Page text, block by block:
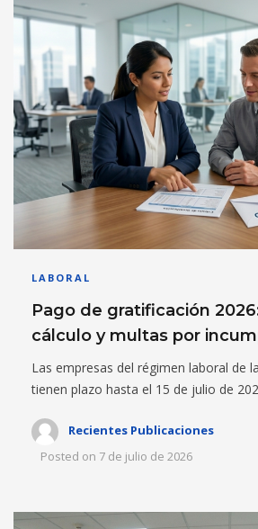
LABORAL
Pago de gratificación
cálculo y multas por
Las empresas del régimen laboral de
tienen plazo hasta el 15 de julio de
Recientes Publicaciones
Posted on 7 de julio de 2026